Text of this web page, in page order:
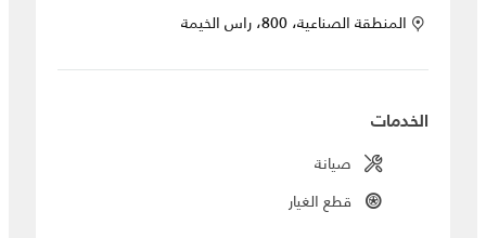
المنطقة الصناعية، 800، راس الخيمة
الخدمات
صيانة
قطع الغيار